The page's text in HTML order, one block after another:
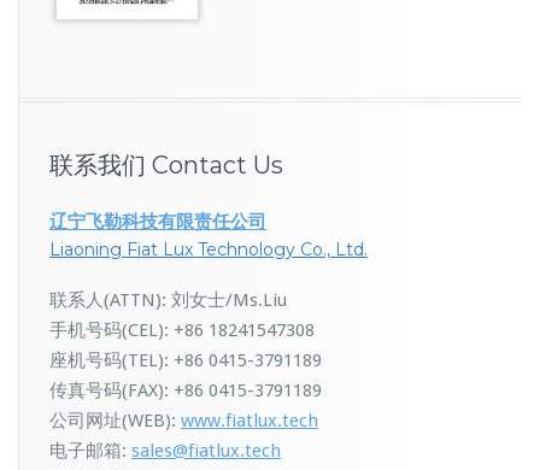
联系我们 Contact Us
辽宁飞勒科技有限责任公司
Liaoning Fiat Lux Technology Co., Ltd.
联系人(ATTN): 刘女士/Ms.Liu
手机号码(CEL): +86 18241547308
座机号码(TEL): +86 0415-3791189
传真号码(FAX): +86 0415-3791189
公司网址(WEB): www.fiatlux.tech
电子邮箱: sales@fiatlux.tech